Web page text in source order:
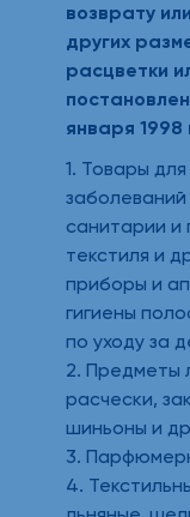
возврату
других
расцветки
января 1998
1. Товары
санитарии и
текстиля и
приборы и
гигиены
по уходу за
2. Предметы
расчески,
шиньоны и
3.
4.